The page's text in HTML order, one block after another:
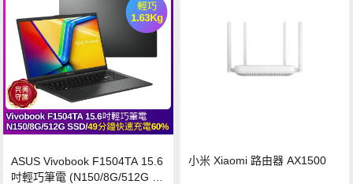
ASUS Vivobook F1504TA 15.6
吋輕巧筆電 (N150/8G/512G S
小米 Xiaomi 路由器 AX1500